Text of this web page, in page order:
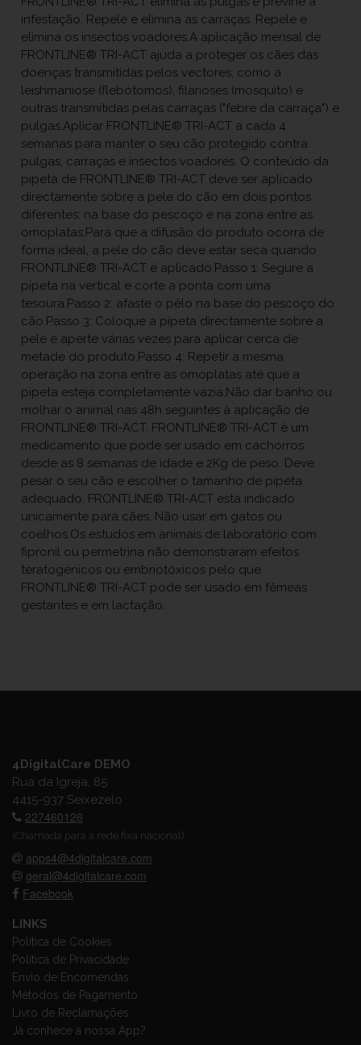
infestação. Repele e elimina as carraças. Repele e
elimina os insectos voadores.A aplicação mensal de
FRONTLINE® TRI-ACT ajuda a proteger os cães das
doenças transmitidas pelos vectores, como a
leishmaniose (flebótomos), filarioses (mosquito) e
outras transmitidas pelas carraças ("febre da carraça") e
pulgas.Aplicar FRONTLINE® TRI-ACT a cada 4
semanas para manter o seu cão protegido contra
pulgas, carraças e insectos voadores. O conteúdo da
pipeta de FRONTLINE® TRI-ACT deve ser aplicado
directamente sobre a pele do cão em dois pontos
diferentes: na base do pescoço e na zona entre as
omoplatas.Para que a difusão do produto ocorra de
forma ideal, a pele do cão deve estar seca quando
FRONTLINE® TRI-ACT é aplicado.Passo 1: Segure a
pipeta na vertical e corte a ponta com uma
tesoura.Passo 2: afaste o pêlo na base do pescoço do
cão.Passo 3: Coloque a pipeta directamente sobre a
pele e aperte várias vezes para aplicar cerca de
metade do produto.Passo 4: Repetir a mesma
operação na zona entre as omoplatas até que a
pipeta esteja completamente vazia.Não dar banho ou
molhar o animal nas 48h seguintes à aplicação de
FRONTLINE® TRI-ACT. FRONTLINE® TRI-ACT é um
medicamento que pode ser usado em cachorros
desde as 8 semanas de idade e 2Kg de peso. Deve
pesar o seu cão e escolher o tamanho de pipeta
adequado. FRONTLINE® TRI-ACT está indicado
unicamente para cães. Não usar em gatos ou
coelhos.Os estudos em animais de laboratório com
fipronil ou permetrina não demonstraram efeitos
teratogénicos ou embriotóxicos pelo que
FRONTLINE® TRI-ACT pode ser usado em fêmeas
gestantes e em lactação.
4DigitalCare DEMO
Rua da Igreja, 85
4415-937 Seixezelo
227460126
(Chamada para a rede fixa nacional)
apps4@4digitalcare.com
geral@4digitalcare.com
Facebook
LINKS
Política de Cookies
Política de Privacidade
Envio de Encomendas
Métodos de Pagamento
Livro de Reclamações
Já conhece a nossa App?